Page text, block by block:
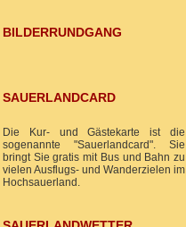
BILDERRUNDGANG
SAUERLANDCARD
Die Kur- und Gästekarte ist die
sogenannte "Sauerlandcard". Sie
bringt Sie gratis mit Bus und Bahn zu
vielen Ausflugs- und Wanderzielen im
Hochsauerland.